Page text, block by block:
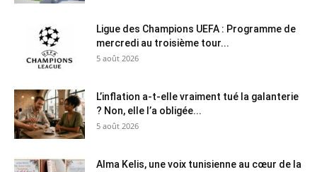
Ligue des Champions UEFA : Programme de
mercredi au troisième tour...
5 août 2026
L’inflation a-t-elle vraiment tué la galanterie
? Non, elle l’a obligée...
5 août 2026
Alma Kelis, une voix tunisienne au cœur de la